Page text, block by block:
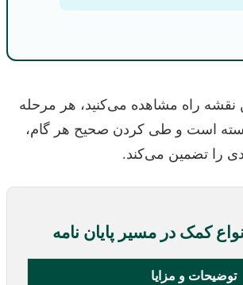
نقشه راه مشاهده می‌کنید، هر مرحله
است و طی کردن صحیح هر گام،
را تضمین می‌کند.
کمک در مسیر پایان نامه
توضیحات و مزایا